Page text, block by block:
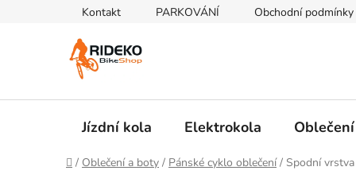
Kontakt PARKOVÁNÍ Obchodní podmínky
Jízdní kola Elektrokola
Domů
/ Oblečení a boty / Pánské cyklo oblečení / Spodní vrstva